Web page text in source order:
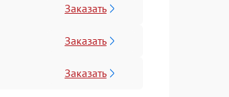
Заказать
Заказать
Заказать